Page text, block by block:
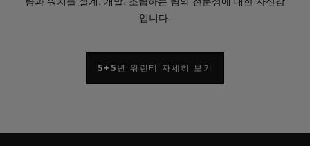
량과 워치를 설계, 개발, 조립하는 팀의 전문성에 대한 자신감
입니다.
5+5년 워런티 자세히 보기